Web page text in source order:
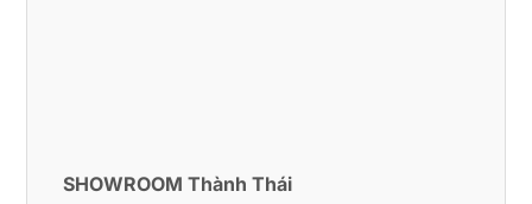
SHOWROOM Thành Thái